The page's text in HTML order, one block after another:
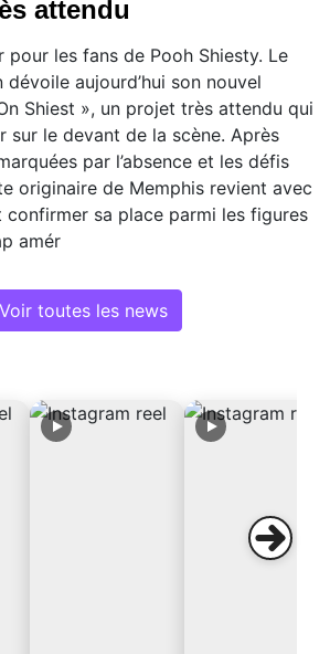
attendu
pour les fans de Pooh Shiesty. Le
aujourd’hui son nouvel
Shiest », un projet très attendu qui
sur le devant de la scène. Après
par l’absence et les défis
originaire de Memphis revient avec
confirmer sa place parmi les figures
amér
Voir toutes les news